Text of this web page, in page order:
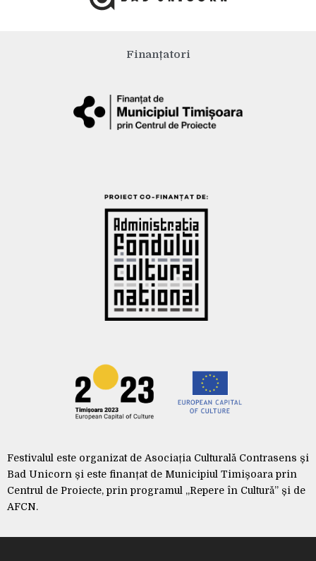
Finanțatori
Festivalul este organizat de Asociația Culturală Contrasens și
Bad Unicorn și este finanțat de Municipiul Timișoara prin
Centrul de Proiecte, prin programul „Repere în Cultură” și de
AFCN.